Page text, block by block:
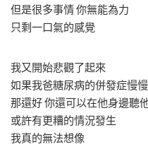
但是很多事情 你無能為力
只剩一口氣的感覺
我又開始悲觀了起來
如果我爸糖尿病的併發症慢
那還好 你還可以在他身邊聽
或許有更糟的情況發生
我真的無法想像